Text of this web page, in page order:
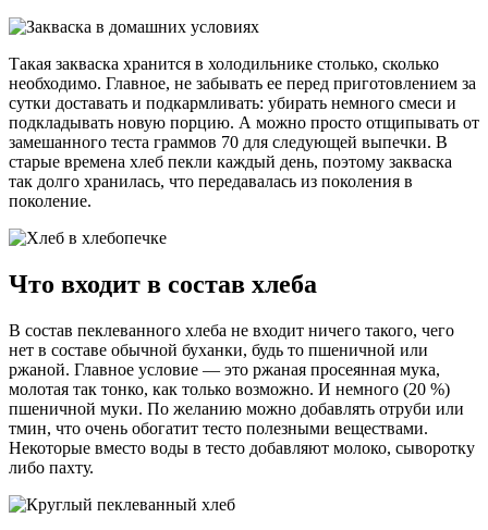
Такая закваска хранится в холодильнике столько, сколько
необходимо. Главное, не забывать ее перед приготовлением за
сутки доставать и подкармливать: убирать немного смеси и
подкладывать новую порцию. А можно просто отщипывать от
замешанного теста граммов 70 для следующей выпечки. В
старые времена хлеб пекли каждый день, поэтому закваска
так долго хранилась, что передавалась из поколения в
поколение.
Что входит в состав хлеба
В состав пеклеванного хлеба не входит ничего такого, чего
нет в составе обычной буханки, будь то пшеничной или
ржаной. Главное условие — это ржаная просеянная мука,
молотая так тонко, как только возможно. И немного (20 %)
пшеничной муки. По желанию можно добавлять отруби или
тмин, что очень обогатит тесто полезными веществами.
Некоторые вместо воды в тесто добавляют молоко, сыворотку
либо пахту.